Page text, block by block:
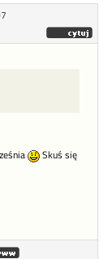
Skuś się